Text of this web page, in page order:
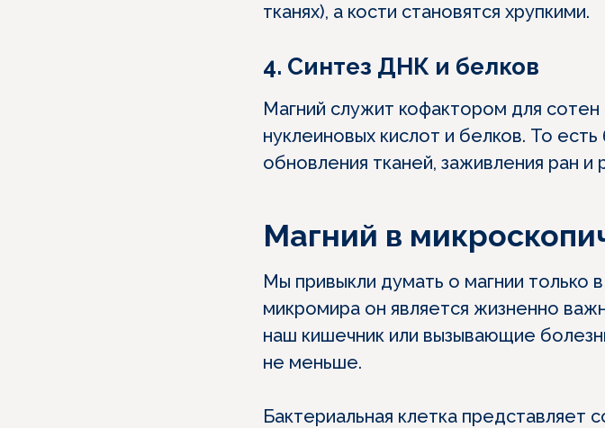
тканях), а кости становятся хрупкими.
4. Синтез ДНК и белков
Магний служит кофактором для
нуклеиновых кислот и белков. То
обновления тканей, заживления ран
Магний в
Мы привыкли думать о магнии только
микромира он является жизненно
наш кишечник или вызывающие
не меньше.
Бактериальная клетка